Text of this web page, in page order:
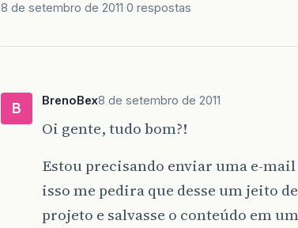
8 de setembro de 2011 0 respostas
B BrenoBex8 de setembro de 2011
Oi gente, tudo bom?!
Estou precisando enviar uma e-
isso me pedira que desse um jeito
projeto e salvasse o conteúdo em